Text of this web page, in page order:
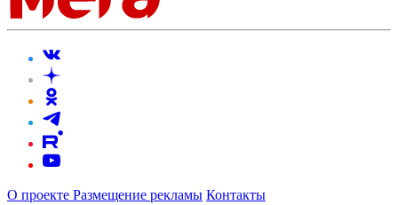
О проекте Размещение рекламы Контакты